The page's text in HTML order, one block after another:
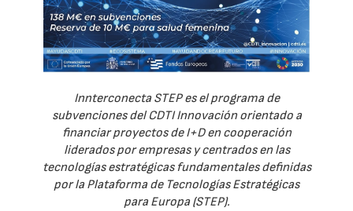
Innterconecta STEP es el programa de
subvenciones del CDTI Innovación orientado a
financiar proyectos de I+D en cooperación
liderados por empresas y centrados en las
tecnologías estratégicas fundamentales definidas
por la Plataforma de Tecnologías Estratégicas
para Europa (STEP).